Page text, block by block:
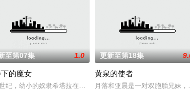
值高度经济成长期，当时马戏团作为主
至第07集 1.0
的魔女
纪，幼小的奴隶希塔拉在伊朗东部城市图斯被奴隶商委托给一
更新至第18集
黄泉的使者
月落和亚晨是一对双胞胎兄妹，